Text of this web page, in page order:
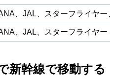
、JAL、スターフライヤー、
、JAL、スターフライヤー
新幹線で移動する